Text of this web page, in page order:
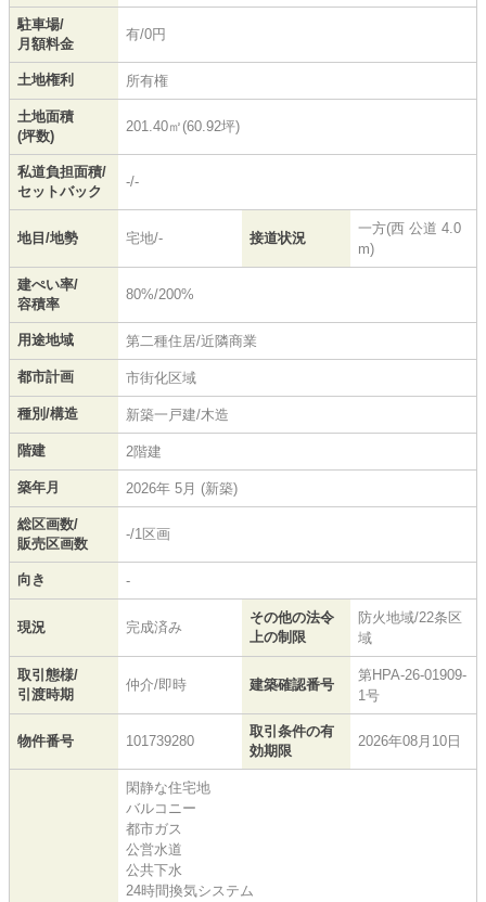
駐車場/
月額料金
有/0円
土地権利 所有権
土地面積
(坪数)
201.40㎡(60.92坪)
私道負担面積/
セットバック
-/-
地目/地勢 宅地/- 接道状況
一方(西 公道 4.0
m)
建ぺい率/
容積率
80%/200%
用途地域 第二種住居/近隣商業
都市計画 市街化区域
種別/構造 新築一戸建/木造
階建 2階建
築年月 2026年 5月 (新築)
総区画数/
販売区画数
-/1区画
向き -
現況 完成済み
その他の法令
上の制限
防火地域/22条区
域
取引態様/
引渡時期
仲介/即時 建築確認番号
第HPA-26-01909-
1号
物件番号 101739280
取引条件の有
効期限
2026年08月10日
閑静な住宅地
バルコニー
都市ガス
公営水道
公共下水
24時間換気システム